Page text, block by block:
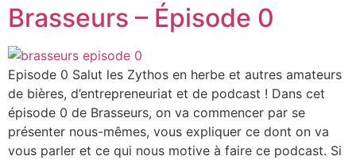
Brasseurs – Épisode 0
Episode 0 Salut les Zythos en herbe et autres amateurs
de bières, d’entrepreneuriat et de podcast ! Dans cet
épisode 0 de Brasseurs, on va commencer par se
présenter nous-mêmes, vous expliquer ce dont on va
vous parler et ce qui nous motive à faire ce podcast. Si